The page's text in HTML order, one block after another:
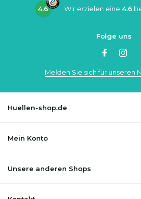
4.6 Wir erzielen eine 4.6
Folge uns
Melden Sie sich für unseren
Huellen-shop.de
Mein Konto
Unsere anderen Shops